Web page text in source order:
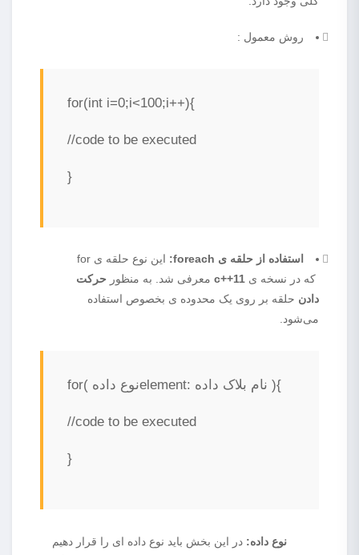
روش معمول :
for(int i=0;i<100;i++){
//code to be executed
}
استفاده از حلقه ی foreach:
این نوع حلقه ی for
که در نسخه ی c++11 معرفی شد. به منظور حرکت
دادن حلقه بر روی یک محدوده ی بخصوص استفاده
می‌شود.
for( نوع دادهelement: نام بلاک داده ){
//code to be executed
}
نوع داده: در این بخش باید نوع داده ای را قرار دهیم